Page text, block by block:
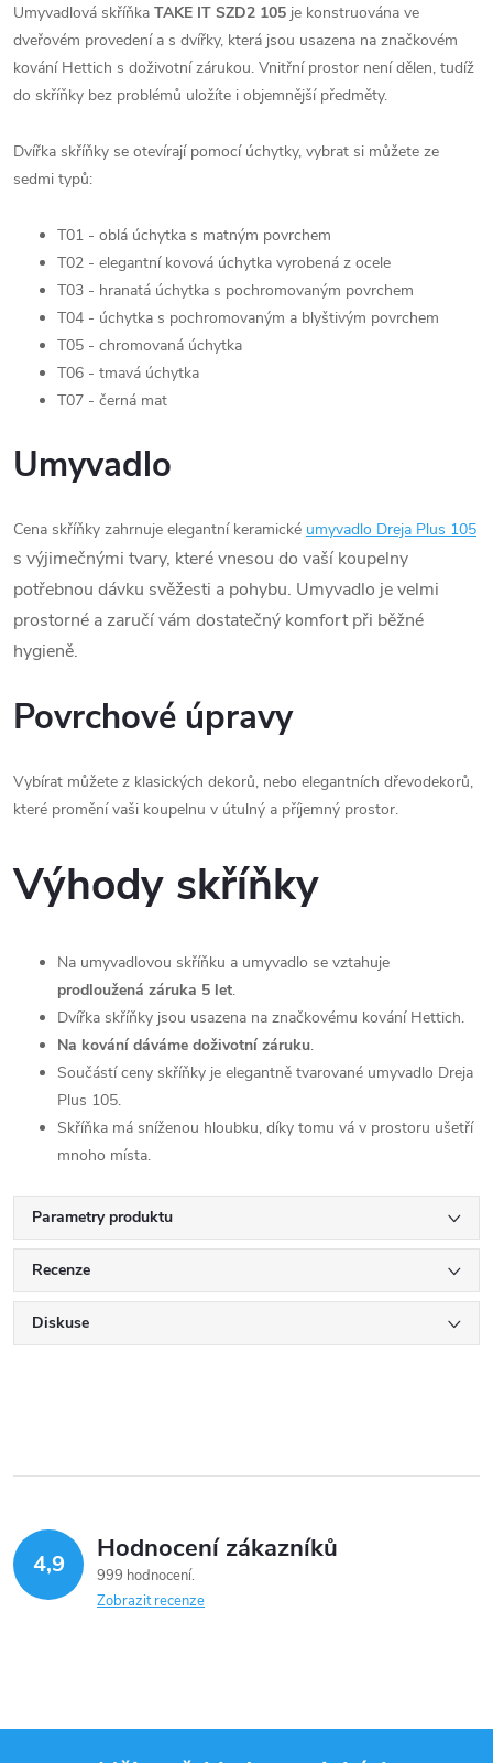
Umyvadlová skříňka TAKE IT SZD2 105 je konstruována ve
dveřovém provedení a s dvířky, která jsou usazena na značkovém
kování Hettich s doživotní zárukou. Vnitřní prostor není dělen, tudíž
do skříňky bez problémů uložíte i objemnější předměty.
Dvířka skříňky se otevírají pomocí úchytky, vybrat si můžete ze
sedmi typů:
T01 - oblá úchytka s matným povrchem
T02 - elegantní kovová úchytka vyrobená z ocele
T03 - hranatá úchytka s pochromovaným povrchem
T04 - úchytka s pochromovaným a blyštivým povrchem
T05 - chromovaná úchytka
T06 - tmavá úchytka
T07 - černá mat
Umyvadlo
Cena skříňky zahrnuje elegantní keramické umyvadlo Dreja Plus 105
s výjimečnými tvary, které vnesou do vaší koupelny
potřebnou dávku svěžesti a pohybu. Umyvadlo je velmi
prostorné a zaručí vám dostatečný komfort při běžné
hygieně.
Povrchové úpravy
Vybírat můžete z klasických dekorů, nebo elegantních dřevodekorů,
které promění vaši koupelnu v útulný a příjemný prostor.
Výhody skříňky
Na umyvadlovou skříňku a umyvadlo se vztahuje
prodloužená záruka 5 let.
Dvířka skříňky jsou usazena na značkovému kování Hettich.
Na kování dáváme doživotní záruku.
Součástí ceny skříňky je elegantně tvarované umyvadlo Dreja
Plus 105.
Skříňka má sníženou hloubku, díky tomu vá v prostoru ušetří
mnoho místa.
Parametry produktu
Recenze
Diskuse
4,9 Hodnocení zákazníků
999 hodnocení
Zobrazit recenze